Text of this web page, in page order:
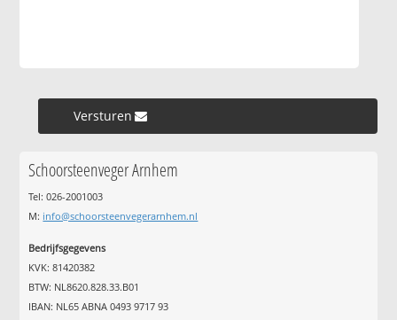
Versturen »
Schoorsteenveger Arnhem
Tel: 026-2001003
M: info@schoorsteenvegerarnhem.nl
Bedrijfsgegevens
KVK: 81420382
BTW: NL8620.828.33.B01
IBAN: NL65 ABNA 0493 9717 93